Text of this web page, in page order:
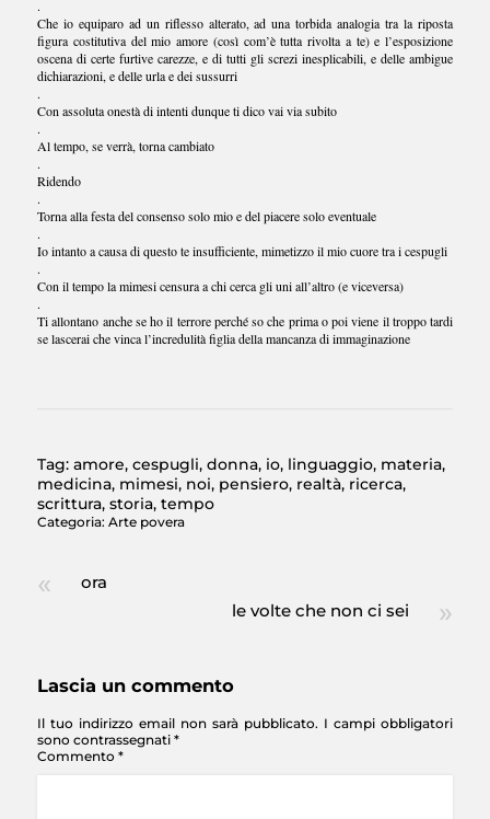
.
Che io equiparo ad un riflesso alterato, ad una torbida analogia tra la riposta
figura costitutiva del mio amore (così com’è tutta rivolta a te) e l’esposizione
oscena di certe furtive carezze, e di tutti gli screzi inesplicabili, e delle ambigue
dichiarazioni, e delle urla e dei sussurri
.
Con assoluta onestà di intenti dunque ti dico vai via subito
.
Al tempo, se verrà, torna cambiato
.
Ridendo
.
Torna alla festa del consenso solo mio e del piacere solo eventuale
.
Io intanto a causa di questo te insufficiente, mimetizzo il mio cuore tra i cespugli
.
Con il tempo la mimesi censura a chi cerca gli uni all’altro (e viceversa)
.
Ti allontano anche se ho il terrore perché so che prima o poi viene il troppo tardi
se lascerai che vinca l’incredulità figlia della mancanza di immaginazione
Tag: amore, cespugli, donna, io, linguaggio, materia,
medicina, mimesi, noi, pensiero, realtà, ricerca,
scrittura, storia, tempo
Categoria: Arte povera
ora
le volte che non ci sei
Lascia un commento
Il tuo indirizzo email non sarà pubblicato. I campi obbligatori
sono contrassegnati *
Commento *